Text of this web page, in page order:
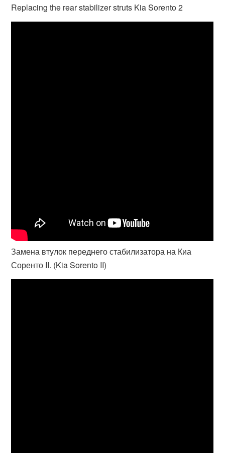
Replacing the rear stabilizer struts Kia Sorento 2
Замена втулок переднего стабилизатора на Киа
Соренто II. (Kia Sorento II)